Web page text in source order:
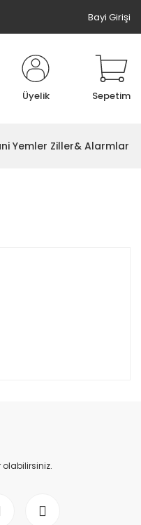
Bayi Girişi
Üyelik Sepetim
Yemler Ziller& Alarmlar